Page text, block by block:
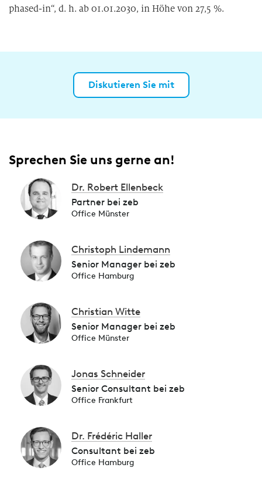
phased-in“, d. h. ab 01.01.2030, in Höhe von 27,5 %.
Diskutieren Sie mit
Sprechen Sie uns gerne an!
Dr. Robert Ellenbeck
Partner bei zeb
Office Münster
Christoph Lindemann
Senior Manager bei zeb
Office Hamburg
Christian Witte
Senior Manager bei zeb
Office Münster
Jonas Schneider
Senior Consultant bei zeb
Office Frankfurt
Dr. Frédéric Haller
Consultant bei zeb
Office Hamburg